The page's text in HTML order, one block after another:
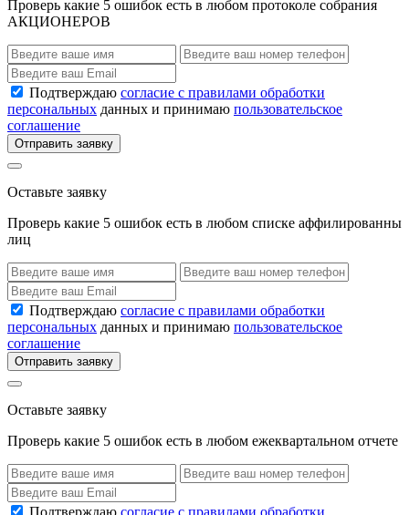
Проверь какие 5 ошибок есть в любом протоколе собрания
АКЦИОНЕРОВ
Подтверждаю согласие с правилами обработки
персональных данных и принимаю пользовательское
соглашение
Отправить заявку
Оставьте заявку
Проверь какие 5 ошибок есть в любом списке аффилированны
лиц
Подтверждаю согласие с правилами обработки
персональных данных и принимаю пользовательское
соглашение
Отправить заявку
Оставьте заявку
Проверь какие 5 ошибок есть в любом ежеквартальном отчете
Подтверждаю согласие с правилами обработки